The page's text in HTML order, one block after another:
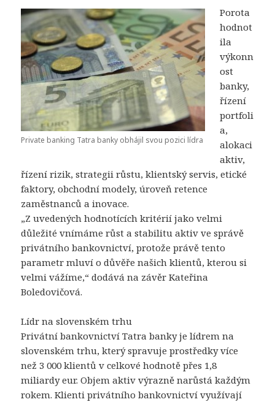
Private banking Tatra banky obhájil svou pozici lídra
Porota
hodnot
ila
výkonn
ost
banky,
řízení
portfoli
a,
alokaci
aktiv,
řízení rizik, strategii růstu, klientský servis, etické
faktory, obchodní modely, úroveň retence
zaměstnanců a inovace.
„Z uvedených hodnotících kritérií jako velmi
důležité vnímáme růst a stabilitu aktiv ve správě
privátního bankovnictví, protože právě tento
parametr mluví o důvěře našich klientů, kterou si
velmi vážíme,“ dodává na závěr Kateřina
Boledovičová.
Lídr na slovenském trhu
Privátní bankovnictví Tatra banky je lídrem na
slovenském trhu, který spravuje prostředky více
než 3 000 klientů v celkové hodnotě přes 1,8
miliardy eur. Objem aktiv výrazně narůstá každým
rokem. Klienti privátního bankovnictví využívají